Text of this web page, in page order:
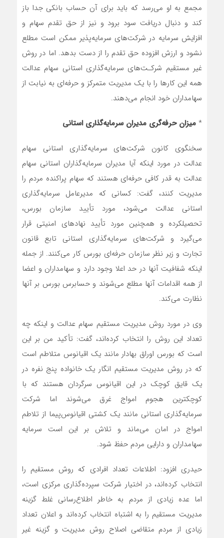
مجمع به او می‌رسد که باید برای آن حساب بانکی جدا باز
کند و دنبال دریافت سود برود و نیز از حق تقدم سهام و
افزایش سرمایه در شرکت‌های سرمایه‌پذیر ممکن است مطلع
نشود و ارزش افزوده حق تقدم را از دست بدهد. اما در روش
غیر مستقیم شرکـت‌های سرمایه‌گذاری استانی سهام عدالت
همه این کارها را با یک مدیریت متمرکز و حرفه‌ای به نیابت از
سهامداران خود انجام می‌دهند.
* میزان حرفه‌گری مدیران سرمایه‌گذاری استانی
سخنگوی کانون شرکت‌های سرمایه‌گذاری استانی سهام
عدالت در مورد اینکه آیا مدیران سرمایه‌گذاران استانی سهام
عدالت به قدر کافی حرفه‌ای هستند که سهام پراکنده مردم را
مدیریت کنند، گفت: کسانی که مدیرعامل سرمایه‌گذاری
استانی عدالت می‌شود، مورد تأیید سازمان بورس،
تحصیلکرده و همچنین مورد تأیید نهادهای امنیتی قرار
می‌گیرد و شرکت‌های سرمایه‌گذاری استانی تابع قانون
تجارت و زیر نظر سازمان حرفه‌ای بورس کار می‌کنند. از جمله
اینکه شفافیت آنها در حد اعلا وجود دارد و سهامداران و اعضا
از همه اقدامات آنها مطلع می‌شوند و حسابرس بورس بر آنها
نظارت می‌کند.
وی در مورد روش مدیریت مستقیم سهام عدالت و اینکه چه
تعداد این روش را انتخاب کرده‌اند، گفت: تأکید من بر این
است که بورس اوراق بهادار مانند یک اقیانوس متلاطم است
که در روش مدیریت مستقیم انگار یک خانواده پنج نفره در
یک قایق کوچک در این اقیانوس سرگردان هستند که با
کوچکترین هجوم امواج غرق می‌شوند اما شرکت
سرمایه‌گذاری استانی مانند یک کشتی اقیانوس‌پیما از تلاطم
امواج در امان می‌ماند و تلاش بر این است سرمایه‌
سهامداران و دارایی مردم حفظ شود.
حیدری افزود: اطلاعات تعداد افرادی که روش مستقیم را
انتخاب کرده‌اند، در اختیار شرکت سپرده‌گذاری مرکزی است،
اما عده‌ زیادی از مردم به خاطر اطلاع‌رسانی غلط گزینه
مدیریت مستقیم را به اشتباه انتخاب کرده‌اند و اعلان تعداد
زیادی از مردم متقاضی اصلاح روش مدیریت و گزینه غیر